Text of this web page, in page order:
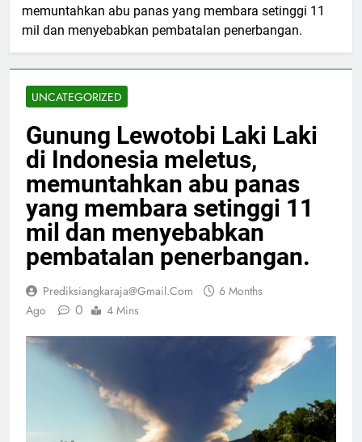
memuntahkan abu panas yang membara setinggi 11
mil dan menyebabkan pembatalan penerbangan.
UNCATEGORIZED
Gunung Lewotobi Laki Laki
di Indonesia meletus,
memuntahkan abu panas
yang membara setinggi 11
mil dan menyebabkan
pembatalan penerbangan.
Prediksiangkaraja@gmail.com
6 Months
Ago
0 4 Mins